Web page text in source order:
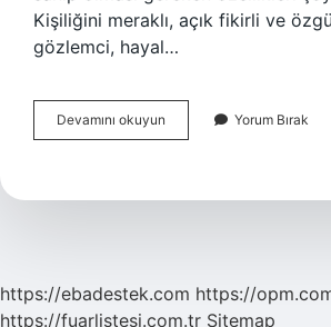
Kişiliğini meraklı, açık fikirli ve
gözlemci, hayal…
Devamını okuyun
Insanı
Kısaca
Yorum Bırak
https://ebadestek.com https://
https://fuarlistesi.com.tr Sitemap